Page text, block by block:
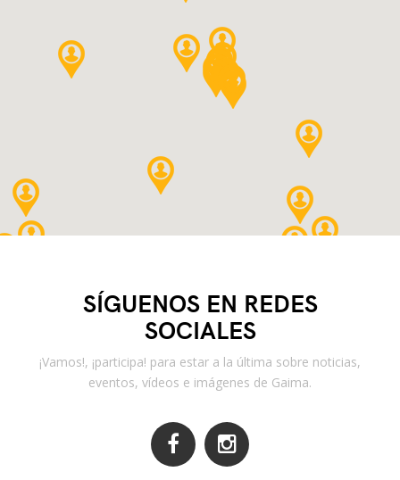
SÍGUENOS EN REDES
SOCIALES
¡Vamos!, ¡participa! para estar a la última sobre noticias,
eventos, vídeos e imágenes de Gaima.